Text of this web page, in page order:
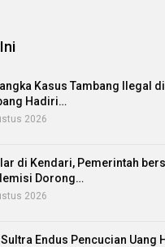
Kasus Tambang Ilegal
Hadiri…
2026
di Kendari, Pemerintah
Dorong…
2026
Endus Pencucian Uang